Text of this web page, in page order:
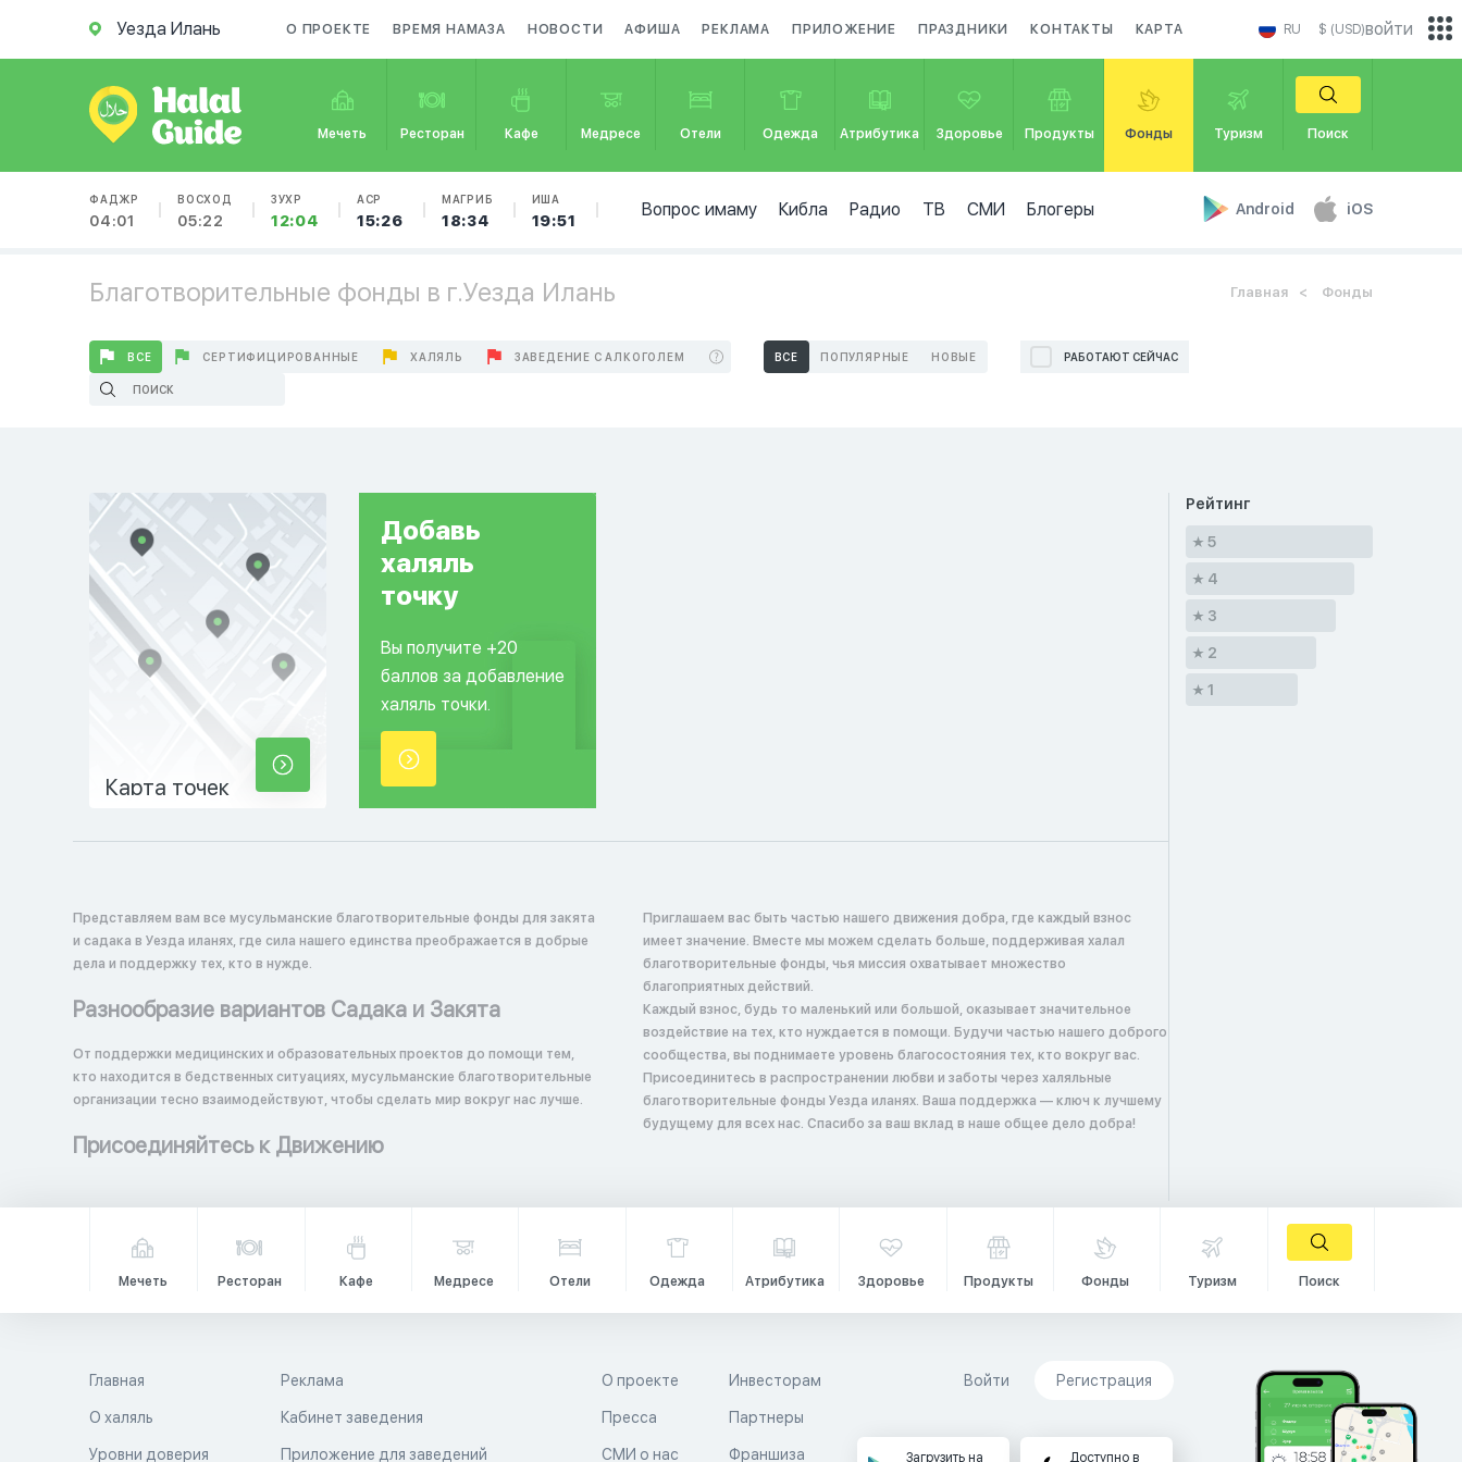
Уезда Илань О ПРОЕКТЕ ВРЕМЯ НАМАЗА НОВОСТИ АФИША РЕКЛАМА ПРИЛОЖЕНИЕ ПРАЗДНИКИ КОНТАКТЫ КАРТА RU $ (USD)
Мечеть Ресторан Кафе Медресе Отели Одежда Атрибутика Здоровье Продукты Фонды Туризм Поиск
ФАДЖР
04:01
ВОСХОД
05:22
ЗУХР
12:04
АСР
15:26
МАГРИБ
18:34
ИША
19:51
Вопрос имаму Кибла Радио ТВ СМИ Блогеры Android iOS
войти
Благотворительные фонды в г.Уезда Илань Главная Фонды
ВСЕ СЕРТИФИЦИРОВАННЫЕ ХАЛЯЛЬ ЗАВЕДЕНИЕ С АЛКОГОЛЕМ ВСЕ ПОПУЛЯРНЫЕ НОВЫЕ РАБОТАЮТ СЕЙЧАС
Карта точек
Добавь
халяль
точку
Вы получите +20
баллов за добавление
халяль точки.
Представляем вам все мусульманские благотворительные фонды для закята
и садака в Уезда иланях, где сила нашего единства преображается в добрые
дела и поддержку тех, кто в нужде.
Разнообразие вариантов Садака и Закята
От поддержки медицинских и образовательных проектов до помощи тем,
кто находится в бедственных ситуациях, мусульманские благотворительные
организации тесно взаимодействуют, чтобы сделать мир вокруг нас лучше.
Присоединяйтесь к Движению
Приглашаем вас быть частью нашего движения добра, где каждый взнос
имеет значение. Вместе мы можем сделать больше, поддерживая халал
благотворительные фонды, чья миссия охватывает множество
благоприятных действий.
Каждый взнос, будь то маленький или большой, оказывает значительное
воздействие на тех, кто нуждается в помощи. Будучи частью нашего доброго
сообщества, вы поднимаете уровень благосостояния тех, кто вокруг вас.
Присоединитесь в распространении любви и заботы через халяльные
благотворительные фонды Уезда иланях. Ваша поддержка — ключ к лучшему
будущему для всех нас. Спасибо за ваш вклад в наше общее дело добра!
Рейтинг
5
4
3
2
1
Мечеть Ресторан Кафе Медресе Отели Одежда Атрибутика Здоровье Продукты Фонды Туризм Поиск
Главная
О халяль
Уровни доверия
Реклама
Кабинет заведения
Приложение для заведений
О проекте
Пресса
СМИ о нас
Инвесторам
Партнеры
Франшиза
Войти Регистрация
Загрузить на Доступно в